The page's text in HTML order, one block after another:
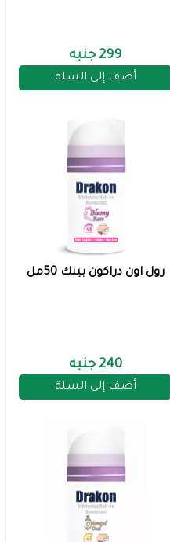
299 جنيه
أضف إلى السلة
رول اون دراكون بينك 50مل
240 جنيه
أضف إلى السلة